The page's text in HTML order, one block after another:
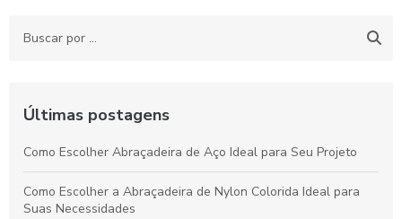
Últimas postagens
Como Escolher Abraçadeira de Aço Ideal para Seu Projeto
Como Escolher a Abraçadeira de Nylon Colorida Ideal para
Suas Necessidades